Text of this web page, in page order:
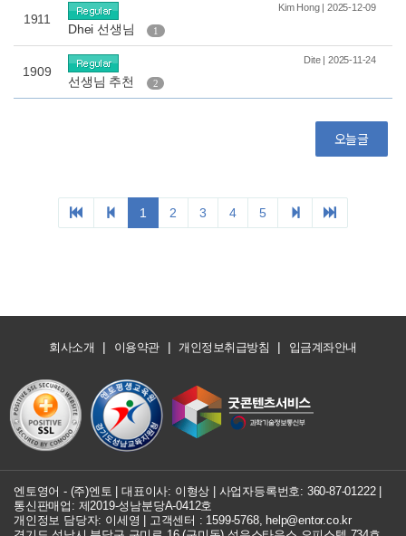
회사소개 | 이용약관 | 개인정보취급방침 | 입금계좌안내
엔토영어 - (주)엔토 | 대표이사: 이형상 | 사업자등록번호: 360-87-01222|
통신판매업: 제2019-성남분당A-0412호
개인정보 담당자: 이세영 | 고객센터 : 1599-5768, help@entor.co.kr